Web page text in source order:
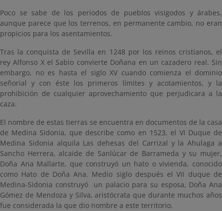
Poco se sabe de los periodos de pueblos visigodos y árabes,
aunque parece que los terrenos, en permanente cambio, no eran
propicios para los asentamientos.
Tras la conquista de Sevilla en 1248 por los reinos cristianos, el
rey Alfonso X el Sabio convierte Doñana en un cazadero real. Sin
embargo, no es hasta el siglo XV cuando comienza el dominio
señorial y con éste los primeros límites y acotamientos, y la
prohibición de cualquier aprovechamiento que perjudicara a la
caza.
El nombre de estas tierras se encuentra en documentos de la casa
de Medina Sidonia, que describe como en 1523, el VI Duque de
Medina Sidonia alquila Las dehesas del Carrizal y la Ahulaga a
Sancho Herrera, alcaide de Sanlúcar de Barrameda y su mujer,
Doña Ana Mallarte, que construyó un hato o vivienda, conocido
como Hato de Doña Ana. Medio siglo después el VII duque de
Medina-Sidonia construyó un palacio para su esposa, Doña Ana
Gómez de Mendoza y Silva, aristócrata que durante muchos años
fue considerada la que dio nombre a este territorio.